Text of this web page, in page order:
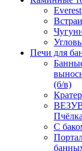
Everest
Печи для
(б/в)
Кратер
Пчёлка
С